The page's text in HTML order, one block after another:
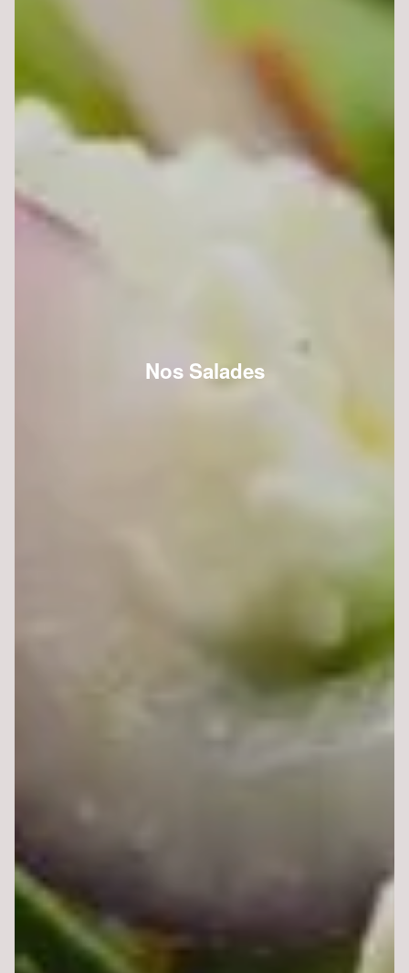
Nos Salades